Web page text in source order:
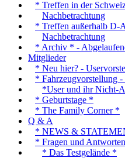
* Treffen in der
Nachbetrachtung
* Treffen außerhalb D-
Nachbetrachtung
* Archiv * -
Mitglieder
* Neu hier? -
* Fahrzeugvorstellung
*User und ihr Nicht-
* Geburtstage *
* The Family Corner *
Q & A
* NEWS &
* Fragen und
* Das Testgelände *